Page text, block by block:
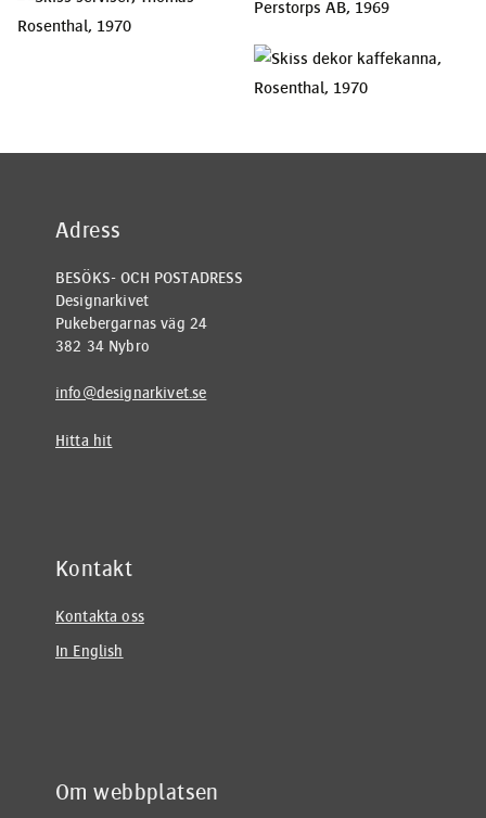
Adress
BESÖKS- OCH POSTADRESS
Designarkivet
Pukebergarnas väg 24
382 34 Nybro
info@designarkivet.se
Hitta hit
Kontakt
Kontakta oss
In English
Om webbplatsen